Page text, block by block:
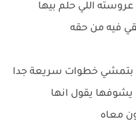
اللي حلم بيها
فيه من حقه
بتمشي خطوات سريعة جدا
يقول انها
معاه